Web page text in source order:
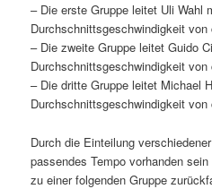
– Die erste Gruppe leitet Uli Wahl
Durchschnittsgeschwindigkeit
– Die zweite Gruppe leitet Guido
Durchschnittsgeschwindigkeit
– Die dritte Gruppe leitet Michael
Durchschnittsgeschwindigkeit
Durch die Einteilung
passendes Tempo vorhanden
zu einer folgenden Gruppe